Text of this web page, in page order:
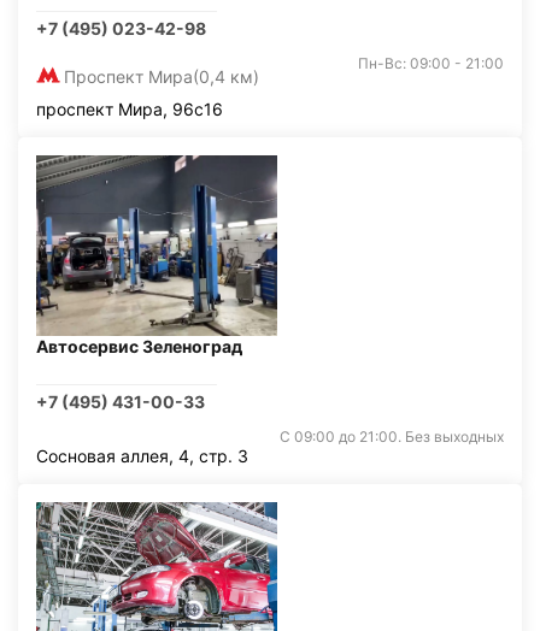
+7 (495) 023-42-98
Проспект Мира(0,4 км)
Пн-Вс: 09:00 - 21:00
проспект Мира, 96с16
Автосервис Зеленоград
+7 (495) 431-00-33
С 09:00 до 21:00. Без выходных
Сосновая аллея, 4, стр. 3